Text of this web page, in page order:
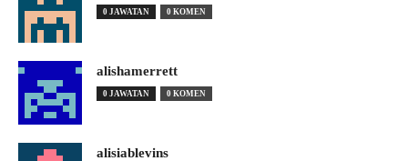
0 JAWATAN 0 KOMEN
alishamerrett
0 JAWATAN 0 KOMEN
alisiablevins